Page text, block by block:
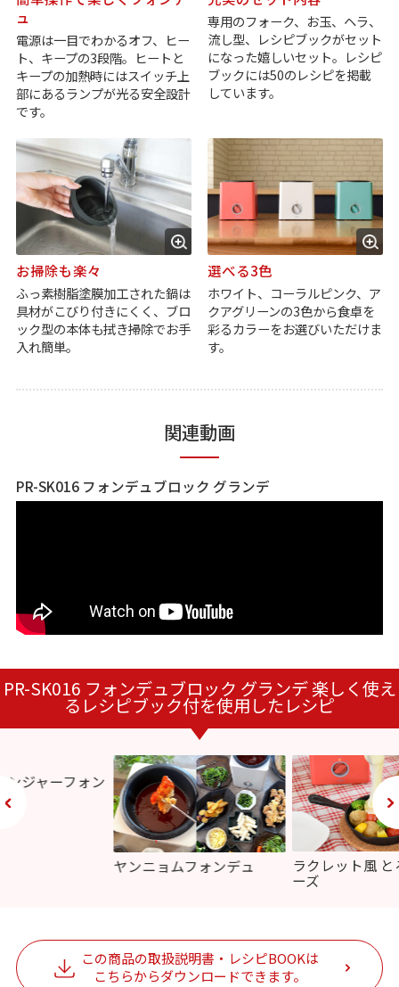
ュ
電源は一目でわかるオフ、ヒー
ト、キープの3段階。ヒートと
キープの加熱時にはスイッチ上
部にあるランプが光る安全設計
です。
専用のフォーク、お玉、ヘラ、
流し型、レシピブックがセット
になった嬉しいセット。レシピ
ブックには50のレシピを掲載
しています。
お掃除も楽々
ふっ素樹脂塗膜加工された鍋は
具材がこびり付きにくく、ブロ
ック型の本体も拭き掃除でお手
入れ簡単。
選べる3色
ホワイト、コーラルピンク、ア
クアグリーンの3色から食卓を
彩るカラーをお選びいただけま
す。
関連動画
PR-SK016 フォンデュブロック グランデ
PR-SK016 フォンデュブロック グランデ 楽しく使え
るレシピブック付を使用したレシピ
ンジャーフォン
ヤンニョムフォンデュ ラクレット風
ーズ
この商品の取扱説明書・レシピBOOKは
こちらからダウンロードできます。